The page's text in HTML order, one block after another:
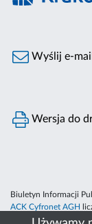
Wyślij e-
Wersja do
Biuletyn Informacji
ACK Cyfronet AGH